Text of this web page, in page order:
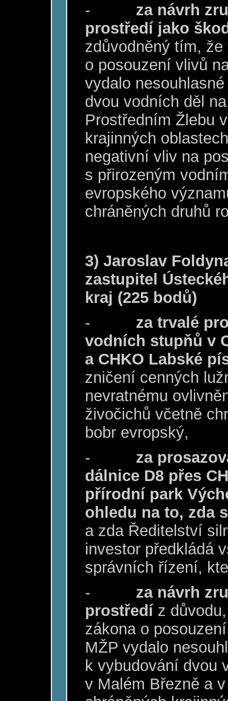
-
za návrh
prostředí jako
zdůvodněný tím,
o posouzení vlivů
vydalo
dvou vodních děl
Prostředním Žlebu
krajinných
negativní vliv na
s přirozeným
evropského
chráněných druhů
3) Jaroslav
zastupitel
kraj (225 bodů)
-
za trvalé
vodních stupňů v
a CHKO Labské
zničení cenných
nevratnému
živočichů včetně
bobr evropský,
-
za
dálnice D8 přes
přírodní park
ohledu na to, zda
a zda Ředitelství
investor předkládá
správních řízení,
-
za návrh
prostředí z
zákona o
MŽP vydalo
k vybudování dvou
v Malém Březně a